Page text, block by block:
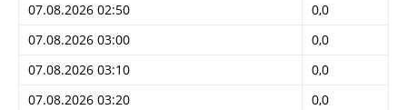
07.08.2026 02:50
0,0
07.08.2026 03:00
0,0
07.08.2026 03:10
0,0
07.08.2026 03:20
0,0